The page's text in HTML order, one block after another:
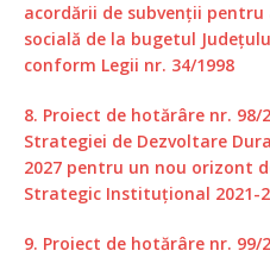
acordării de subvenții
socială de la bugetul
conform Legii nr. 34/1998
8. Proiect de hotărâre nr.
Strategiei de Dezvoltare
2027 pentru un nou orizont
Strategic Instituțional 2021-
9. Proiect de hotărâre nr. 99/